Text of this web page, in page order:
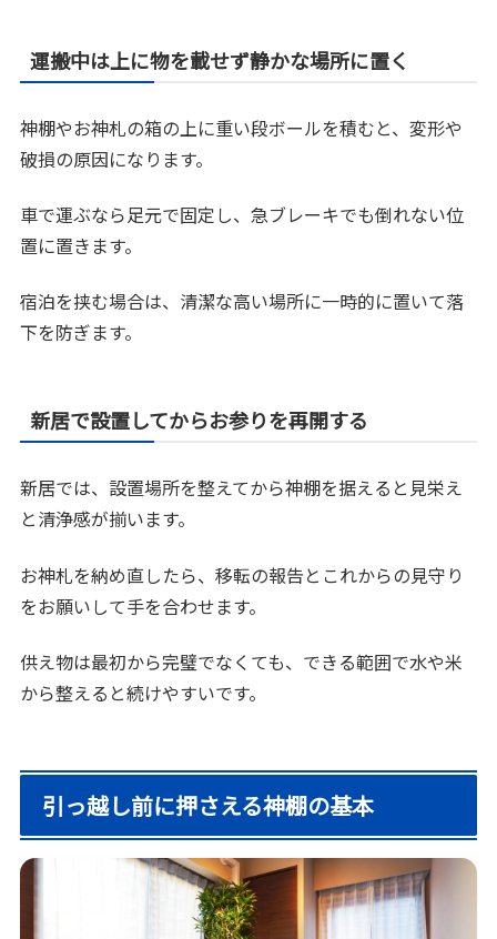
運搬中は上に物を載せず静かな場所に置く
神棚やお神札の箱の上に重い段ボールを積むと、変形や
破損の原因になります。
車で運ぶなら足元で固定し、急ブレーキでも倒れない位
置に置きます。
宿泊を挟む場合は、清潔な高い場所に一時的に置いて落
下を防ぎます。
新居で設置してからお参りを再開する
新居では、設置場所を整えてから神棚を据えると見栄え
と清浄感が揃います。
お神札を納め直したら、移転の報告とこれからの見守り
をお願いして手を合わせます。
供え物は最初から完璧でなくても、できる範囲で水や米
から整えると続けやすいです。
引っ越し前に押さえる神棚の基本